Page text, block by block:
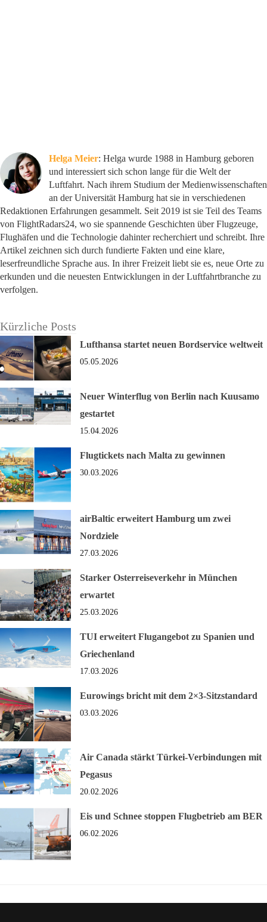
Helga Meier: Helga wurde 1988 in Hamburg geboren
und interessiert sich schon lange für die Welt der
Luftfahrt. Nach ihrem Studium der Medienwissenschaften
an der Universität Hamburg hat sie in verschiedenen
Redaktionen Erfahrungen gesammelt. Seit 2019 ist sie Teil des Teams
von FlightRadars24, wo sie spannende Geschichten über Flugzeuge,
Flughäfen und die Technologie dahinter recherchiert und schreibt. Ihre
Artikel zeichnen sich durch fundierte Fakten und eine klare,
leserfreundliche Sprache aus. In ihrer Freizeit liebt sie es, neue Orte zu
erkunden und die neuesten Entwicklungen in der Luftfahrtbranche zu
verfolgen.
Kürzliche Posts
Lufthansa startet neuen Bordservice weltweit
05.05.2026
Neuer Winterflug von Berlin nach Kuusamo
gestartet
15.04.2026
Flugtickets nach Malta zu gewinnen
30.03.2026
airBaltic erweitert Hamburg um zwei
Nordziele
27.03.2026
Starker Osterreiseverkehr in München
erwartet
25.03.2026
TUI erweitert Flugangebot zu Spanien und
Griechenland
17.03.2026
Eurowings bricht mit dem 2×3-Sitzstandard
03.03.2026
Air Canada stärkt Türkei-Verbindungen mit
Pegasus
20.02.2026
Eis und Schnee stoppen Flugbetrieb am BER
06.02.2026